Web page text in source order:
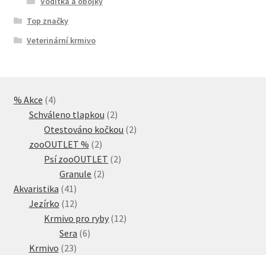
Top značky
Veterinární krmivo
% Akce 44
produkty
Schváleno tlapkou 22
produkty
Otestováno kočkou 22
zooOUTLET % 22
produkty
Psí zooOUTLET 22
Granule 22
Akvaristika 41 41
produktů
Jezírko 1212
produktů
Krmivo pro ryby 1212
Sera 66
Krmivo 2323